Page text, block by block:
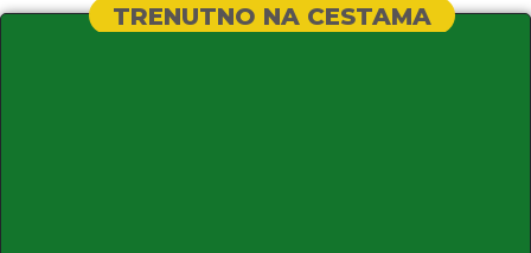
TRENUTNO NA CESTAMA